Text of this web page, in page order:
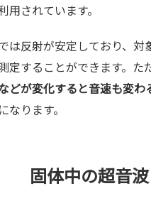
用されています。
は反射が安定しており、対
定することができます。た
どが変化すると音速も変わ
なります。
固体中の超音波